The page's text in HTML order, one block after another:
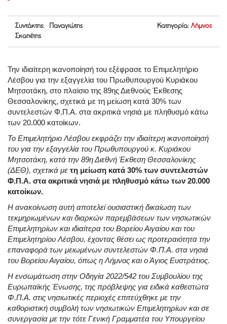
Συντάκτης: Παναγιώτης
Σκαπέτης
Κατηγορία: Λήμνος
Την ιδιαίτερη ικανοποίησή του εξέφρασε το Επιμελητήριο
Λέσβου για την εξαγγελία του Πρωθυπουργού Κυριάκου
Μητσοτάκη, στο πλαίσιο της 89ης Διεθνούς Έκθεσης
Θεσσαλονίκης, σχετικά με τη μείωση κατά 30% των
συντελεστών Φ.Π.Α. στα ακριτικά νησιά με πληθυσμό κάτω
των 20.000 κατοίκων.
Το Επιμελητήριο Λέσβου εκφράζει την ιδιαίτερη ικανοποίησή
του για την εξαγγελία του Πρωθυπουργού κ. Κυριάκου
Μητσοτάκη, κατά την 89η Διεθνή Έκθεση Θεσσαλονίκης
(ΔΕΘ), σχετικά με τη μείωση κατά 30% των συντελεστών
Φ.Π.Α. στα ακριτικά νησιά με πληθυσμό κάτω των 20.000
κατοίκων.
Η ανακοίνωση αυτή αποτελεί ουσιαστική δικαίωση των
τεκμηριωμένων και διαρκών παρεμβάσεων των νησιωτικών
Επιμελητηρίων και ιδιαίτερα του Βορείου Αιγαίου και του
Επιμελητηρίου Λέσβου, έχοντας θέσει ως προτεραιότητα την
επαναφορά των μειωμένων συντελεστών Φ.Π.Α. στα νησιά
του Βορείου Αιγαίου, όπως η Λήμνος και ο Άγιος Ευστράτιος.
Η ενσωμάτωση στην Οδηγία 2022/542 του Συμβουλίου της
Ευρωπαϊκής Ένωσης, της πρόβλεψης για ειδικά καθεστώτα
Φ.Π.Α. στις νησιωτικές περιοχές επιτεύχθηκε με την
καθοριστική συμβολή των νησιωτικών Επιμελητηρίων και σε
συνεργασία με την τότε Γενική Γραμματέα του Υπουργείου